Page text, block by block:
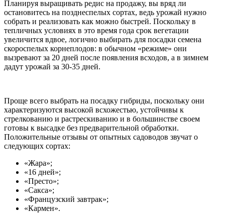
Планируя выращивать редис на продажу, вы вряд ли
остановитесь на позднеспелых сортах, ведь урожай нужно
собрать и реализовать как можно быстрей. Поскольку в
тепличных условиях в это время года срок вегетации
увеличится вдвое, логично выбирать для посадки семена
скороспелых корнеплодов: в обычном «режиме» они
вызревают за 20 дней после появления всходов, а в зимнем
дадут урожай за 30-35 дней.
Проще всего выбрать на посадку гибриды, поскольку они
характеризуются высокой всхожестью, устойчивы к
стрелкованию и растрескиванию и в большинстве своем
готовы к высадке без предварительной обработки.
Положительные отзывы от опытных садоводов звучат о
следующих сортах:
«Жара»;
«16 дней»;
«Престо»;
«Сакса»;
«Французский завтрак»;
«Кармен».